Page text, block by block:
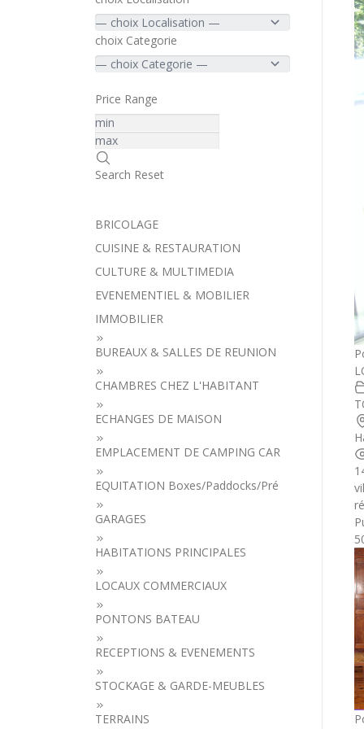
choix Categorie
Price Range
Search Reset
BRICOLAGE
CUISINE & RESTAURATION
CULTURE & MULTIMEDIA
EVENEMENTIEL & MOBILIER
IMMOBILIER
BUREAUX & SALLES DE REUNION
CHAMBRES CHEZ L'HABITANT
ECHANGES DE MAISON
EMPLACEMENT DE CAMPING CAR
EQUITATION Boxes/Paddocks/Pré
GARAGES
HABITATIONS PRINCIPALES
LOCAUX COMMERCIAUX
PONTONS BATEAU
RECEPTIONS & EVENEMENTS
STOCKAGE & GARDE-MEUBLES
TERRAINS